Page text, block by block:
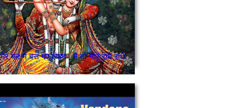
मेरे मन में बस गए श्याम , मैं तो गावूं राधे राधे